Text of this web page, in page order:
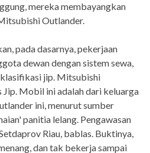
mereka membayangkan
Outlander.
pada dasarnya, pekerjaan
dewan dengan sistem sewa,
jip. Mitsubishi
Jip. Mobil ini adalah dari keluarga
ini, menurut sumber
panitia lelang. Pengawasan
Riau, bablas. Buktinya,
dan tak bekerja sampai